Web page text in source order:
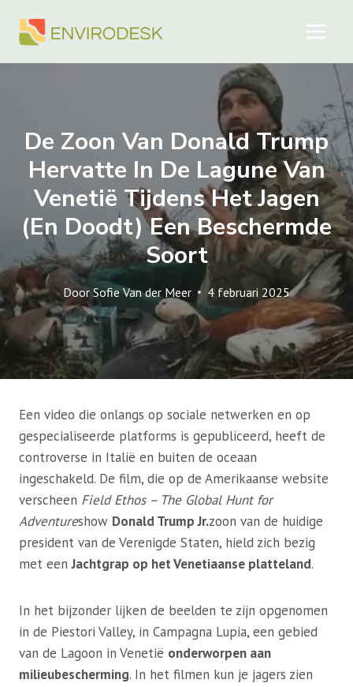
naar
De Zoon Van Donald Trump
Hervatte In De Lagune Van
Venetië Tijdens Het Jagen
(en Doodt) Een Beschermde
Soort
Door Sofie Van der Meer 4 februari 2025
Een video die onlangs op sociale netwerken en op
gespecialiseerde platforms is gepubliceerd, heeft de
controverse in Italië en buiten de oceaan
ingeschakeld. De film, die op de Amerikaanse website
verscheen Field Ethos – The Global Hunt for
Adventureshow Donald Trump Jr.zoon van de huidige
president van de Verenigde Staten, hield zich bezig
met eenJachtgrap op het Venetiaanse platteland.
In het bijzonder lijken de beelden te zijn opgenomen
in de Piestori Valley, in Campagna Lupia, een gebied
van de Lagoon in Venetië onderworpen aan
milieubescherming. In het filmen kun je jagers zien